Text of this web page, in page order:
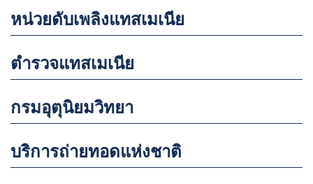
หน่วยดับเพลิงแทสเมเนีย
ตำรวจแทสเมเนีย
กรมอุตุนิยมวิทยา
บริการถ่ายทอดแห่งชาติ